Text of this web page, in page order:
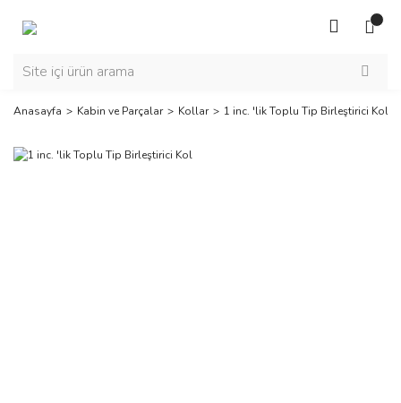
Anasayfa Kabin ve Parçalar Kollar 1 inc. 'lik Toplu Tip Birleştirici Kol